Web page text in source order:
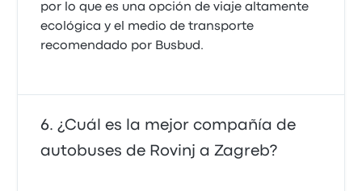
por lo que es una opción de viaje altamente
ecológica y el medio de transporte
recomendado por Busbud.
¿Cuál es la mejor compañía de
autobuses de Rovinj a Zagreb?